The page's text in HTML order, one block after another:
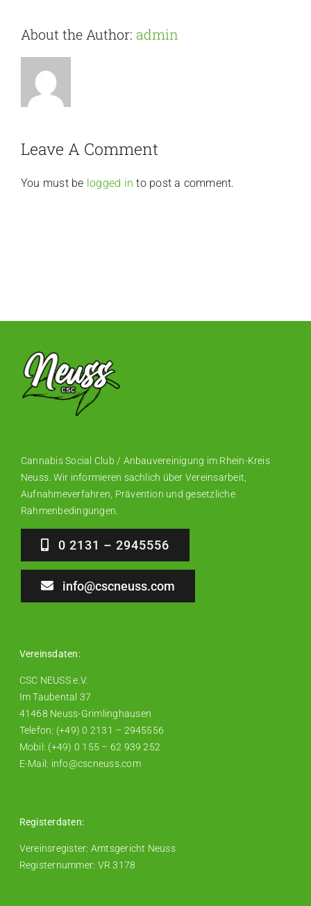
About the Author: admin
Leave A Comment
You must be logged in to post a comment.
Cannabis Social Club / Anbauvereinigung im Rhein-Kreis
Neuss. Wir informieren sachlich über Vereinsarbeit,
Aufnahmeverfahren, Prävention und gesetzliche
Rahmenbedingungen.
0 2131 – 2945556
info@cscneuss.com
Vereinsdaten:
CSC NEUSS e.V.
Im Taubental 37
41468 Neuss-Grimlinghausen
Telefon: (+49) 0 2131 – 2945556
Mobil: (+49) 0 155 – 62 939 252
E-Mail: info@cscneuss.com
Registerdaten:
Vereinsregister: Amtsgericht Neuss
Registernummer: VR 3178